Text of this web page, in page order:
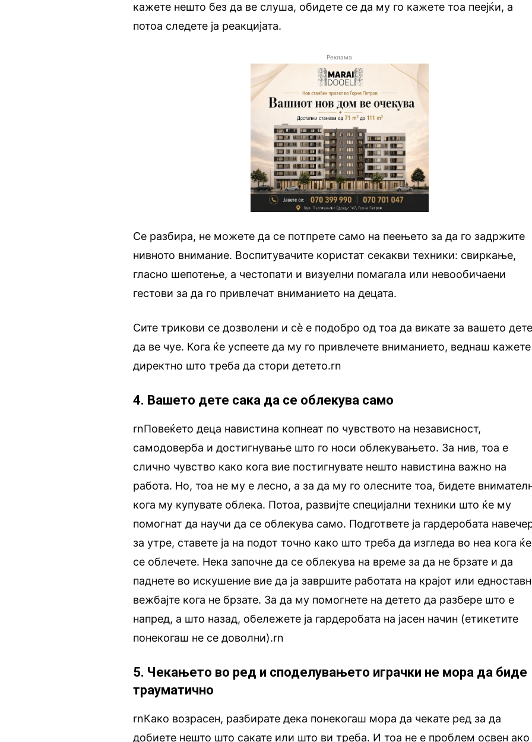
кажете нешто без да ве слуша, обидете се да му го кажете тоа пеејќи, а
потоа следете ја реакцијата.
Реклама
Се разбира, не можете да се потпрете само на пеењето за да го задржите
нивното внимание. Воспитувачите користат секакви техники: свиркање,
гласно шепотење, а честопати и визуелни помагала или невообичаени
гестови за да го привлечат вниманието на децата.
Сите трикови се дозволени и сè е подобро од тоа да викате за вашето
да ве чуе. Кога ќе успеете да му го привлечете вниманието, веднаш кажете
директно што треба да стори детето.rn
4. Вашето дете сака да се облекува само
rnПовеќето деца навистина копнеат по чувството на независност,
самодоверба и достигнување што го носи облекувањето. За нив, тоа е
слично чувство како кога вие постигнувате нешто навистина важно на
работа. Но, тоа не му е лесно, а за да му го олесните тоа, бидете
кога му купувате облека. Потоа, развијте специјални техники што ќе му
помогнат да научи да се облекува само. Подгответе ја гардеробата
за утре, ставете ја на подот точно како што треба да изгледа во неа кога ќе
се облечете. Нека започне да се облекува на време за да не брзате и да
паднете во искушение вие да ја завршите работата на крајот или
вежбајте кога не брзате. За да му помогнете на детето да разбере што е
напред, а што назад, обележете ја гардеробата на јасен начин (етикетите
понекогаш не се доволни).rn
5. Чекањето во ред и споделувањето играчки не мора да биде
трауматично
rnКако возрасен, разбирате дека понекогаш мора да чекате ред за да
добиете нешто што сакате или што ви треба. И тоа не е проблем освен ако